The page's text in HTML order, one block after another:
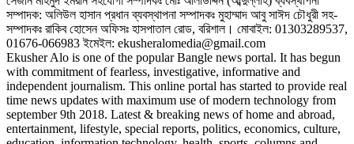
সম্পাদক: অলিউল হাসান প্রধান ব্যবস্থাপনা সম্পাদকঃ মুহাম্মাদ আবু সাঈদ চৌধুরী সহ-
সম্পাদকঃ রাকিব হোসেন অফিসঃ হাসপাতাল রোড, বরিশাল। মোবাইল: 01303289537,
01676-066983 ইমেইল: ekusheralomedia@gmail.com
Ekusher Alo is one of the popular Bangle news portal. It has begun
with commitment of fearless, investigative, informative and
independent journalism. This online portal has started to provide real
time news updates with maximum use of modern technology from
september 9th 2018. Latest & breaking news of home and abroad,
entertainment, lifestyle, special reports, politics, economics, culture,